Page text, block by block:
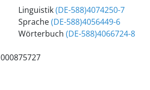
Linguistik(DE-588)4074250-7
Sprache(DE-588)4056449-6
Wörterbuch (DE-588)4066724-8
000875727